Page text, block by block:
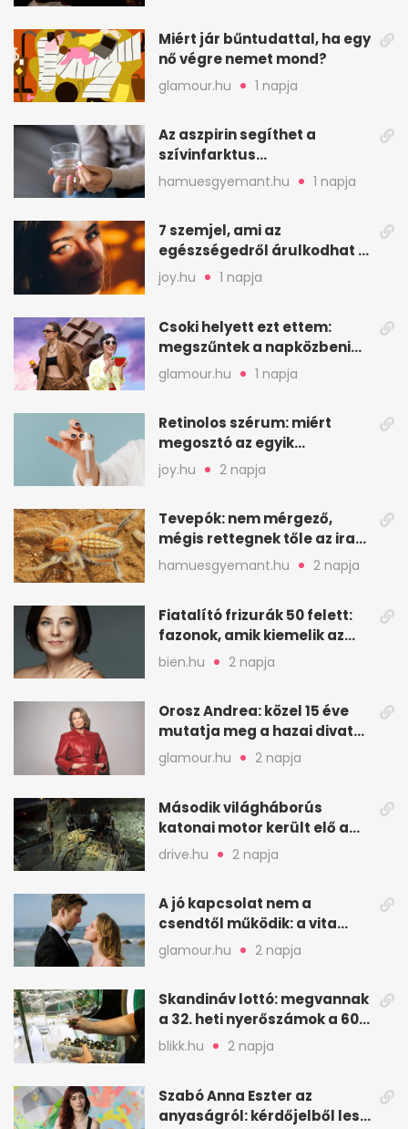
Miért jár bűntudattal, ha egy
nő végre nemet mond?
glamour.hu 1 napja
Az aszpirin segíthet a
szívinfarktus
megelőzésében, de nem
mindenkinek
hamuesgyemant.hu 1 napja
7 szemjel, ami az
egészségedről árulkodhat –
erre figyelj oda
joy.hu 1 napja
Csoki helyett ezt ettem:
megszűntek a napközbeni
nassolási rohamok
glamour.hu 1 napja
Retinolos szérum: miért
megosztó az egyik
leghatásosabb
öregedésgátló?
joy.hu 2 napja
Tevepók: nem mérgező,
mégis rettegnek tőle az iraki
sivatagban
hamuesgyemant.hu 2 napja
Fiatalító frizurák 50 felett:
fazonok, amik kiemelik az
arcodat
bien.hu 2 napja
Orosz Andrea: közel 15 éve
mutatja meg a hazai divat
arcait
glamour.hu 2 napja
Második világháborús
katonai motor került elő a
Dunából a Batthyány térnél
drive.hu 2 napja
A jó kapcsolat nem a
csendtől működik: a vita
néha egészséges jel
glamour.hu 2 napja
Skandináv lottó: megvannak
a 32. heti nyerőszámok a 600
milliós játékhoz
blikk.hu 2 napja
Szabó Anna Eszter az
anyaságról: kérdőjelből lesz